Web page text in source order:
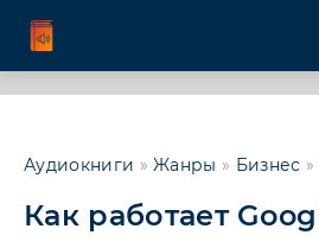
Аудиокниги »Жанры » Бизнес
Как работает